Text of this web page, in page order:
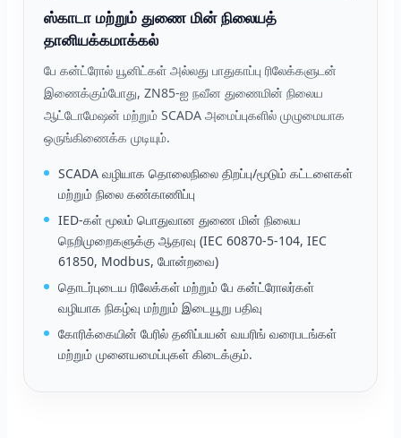
ஸ்காடா மற்றும் துணை மின் நிலையத்
தானியக்கமாக்கல்
பே கன்ட்ரோல் யூனிட்கள் அல்லது பாதுகாப்பு ரிலேக்களுடன்
இணைக்கும்போது, ZN85-ஐ நவீன துணைமின் நிலைய
ஆட்டோமேஷன் மற்றும் SCADA அமைப்புகளில் முழுமையாக
ஒருங்கிணைக்க முடியும்.
SCADA வழியாக தொலைநிலை திறப்பு/மூடும் கட்டளைகள்
மற்றும் நிலை கண்காணிப்பு
IED-கள் மூலம் பொதுவான துணை மின் நிலைய
நெறிமுறைகளுக்கு ஆதரவு (IEC 60870-5-104, IEC
61850, Modbus, போன்றவை)
தொடர்புடைய ரிலேக்கள் மற்றும் பே கன்ட்ரோலர்கள்
வழியாக நிகழ்வு மற்றும் இடையூறு பதிவு
கோரிக்கையின் பேரில் தனிப்பயன் வயரிங் வரைபடங்கள்
மற்றும் முனையமைப்புகள் கிடைக்கும்.